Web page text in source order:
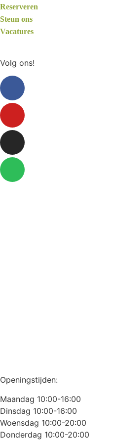
Reserveren
Steun ons
Vacatures
Volg ons!
Openingstijden:
Maandag 10:00-16:00
Dinsdag 10:00-16:00
Woensdag 10:00-20:00
Donderdag 10:00-20:00